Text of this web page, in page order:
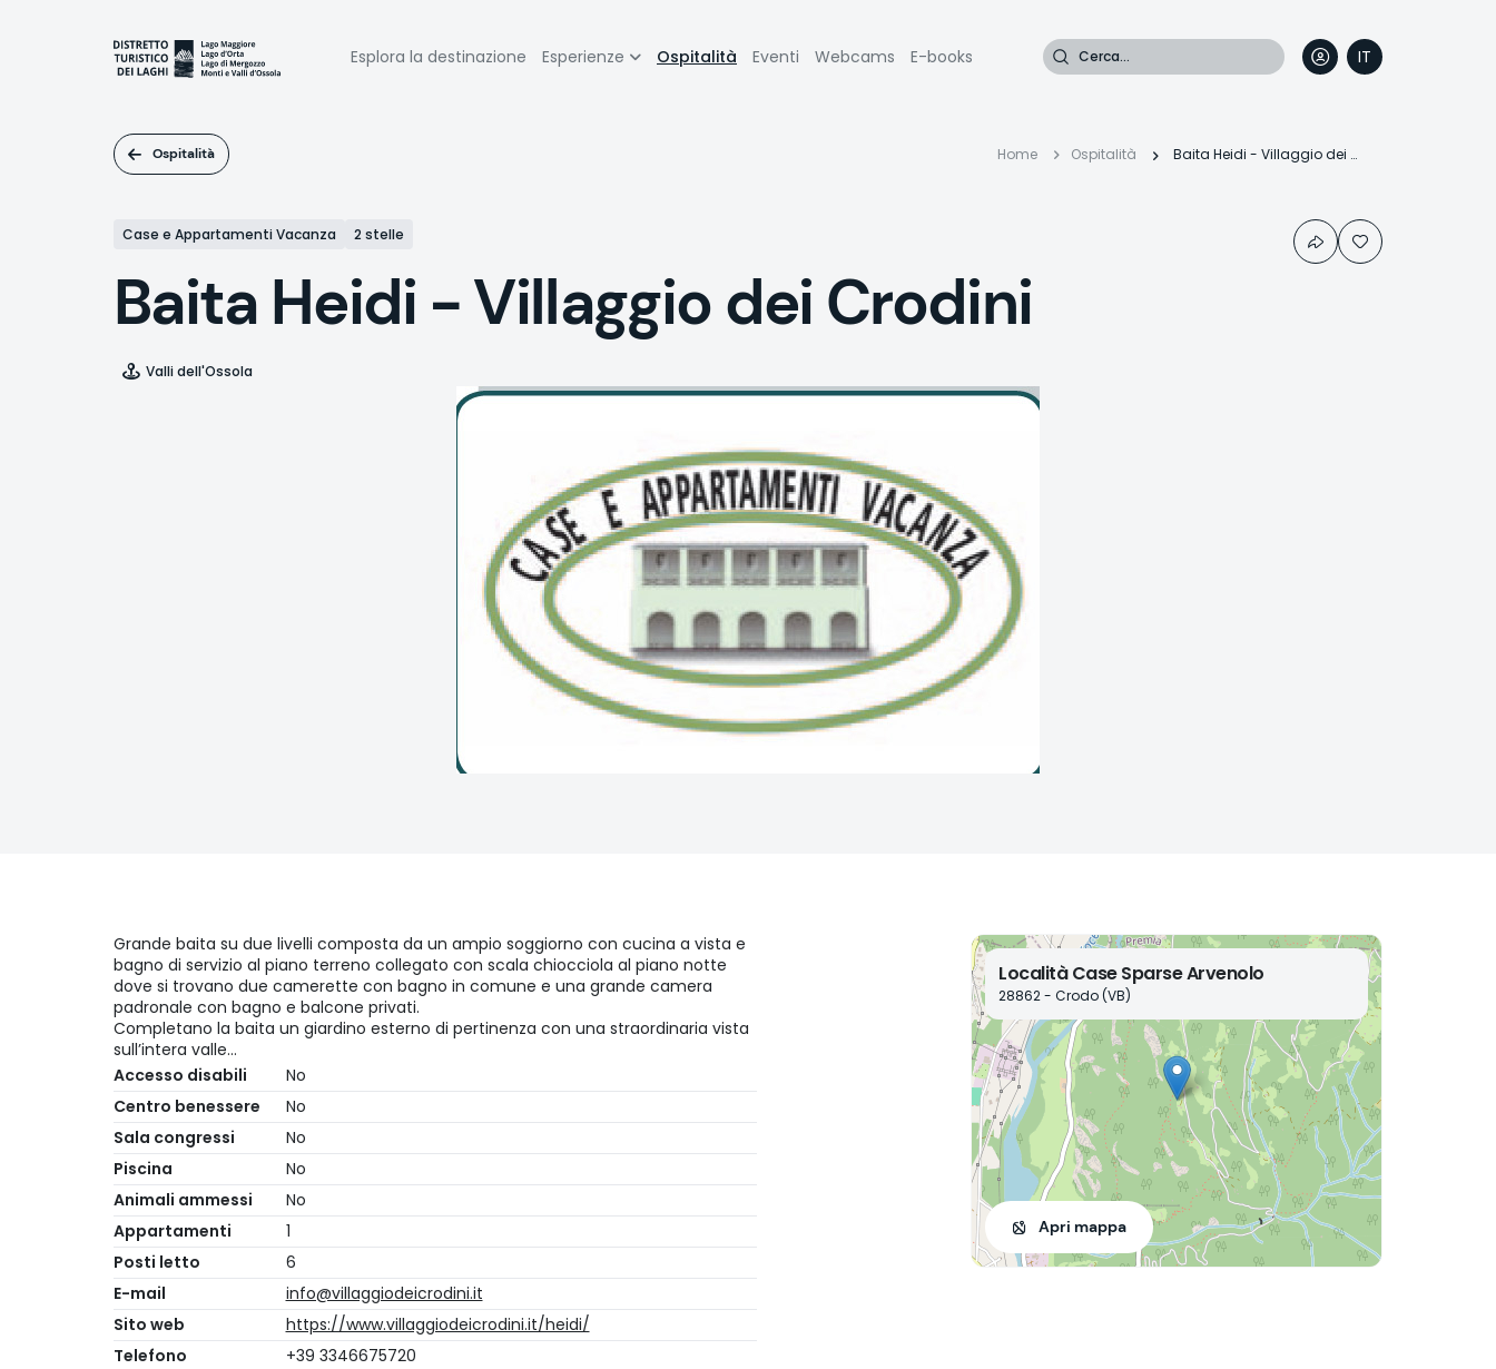
Navigazione
Esplora la destinazione Esperienze Ospitalità Eventi Webcams E-books Cerca
IT
EN
FR
DE
Ospitalità
Briciole
pane
Home Ospitalità Baita Heidi - Villaggio dei Crodini
Case e Appartamenti Vacanza 2 stelle
Baita Heidi - Villaggio dei Crodini
Valli dell'Ossola
Grande baita su due livelli composta da un ampio soggiorno con cucina a vista e
bagno di servizio al piano terreno collegato con scala chiocciola al piano notte
dove si trovano due camerette con bagno in comune e una grande camera
padronale con bagno e balcone privati.
Completano la baita un giardino esterno di pertinenza con una straordinaria vista
sull’intera valle…
Accesso disabili
No
Centro benessere
No
Sala congressi
No
Piscina
No
Animali ammessi
No
Appartamenti
1
Posti letto
6
E-mail
info@villaggiodeicrodini.it
Sito web
https://www.villaggiodeicrodini.it/heidi/
Telefono
+39 3346675720
Località Case Sparse Arvenolo
28862 - Crodo (VB)
Apri mappa